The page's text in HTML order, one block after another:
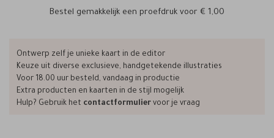
Bestel gemakkelijk een proefdruk voor € 1,00
Ontwerp zelf je unieke kaart in de editor
Keuze uit diverse exclusieve, handgetekende illustraties
Voor 18.00 uur besteld, vandaag in productie
Extra producten en kaarten in de stijl mogelijk
Hulp? Gebruik het contactformulier voor je vraag